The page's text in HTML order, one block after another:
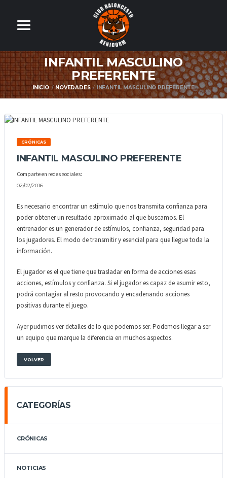
INFANTIL MASCULINO
PREFERENTE
INICIO NOVEDADES INFANTIL MASCULINO PREFERENTE
CRÓNICAS
INFANTIL MASCULINO PREFERENTE
Comparte en redes sociales:
02/02/2016
Es necesario encontrar un estímulo que nos transmita confianza para
poder obtener un resultado aproximado al que buscamos. El
entrenador es un generador de estímulos, confianza, seguridad para
los jugadores. El modo de transmitir y esencial para que llegue toda la
información.
El jugador es el que tiene que trasladar en forma de acciones esas
acciones, estímulos y confianza. Si el jugador es capaz de asumir esto,
podrá contagiar al resto provocando y encadenando acciones
positivas durante el juego.
Ayer pudimos ver detalles de lo que podemos ser. Podemos llegar a ser
un equipo que marque la diferencia en muchos aspectos.
VOLVER
CATEGORÍAS
CRÓNICAS
NOTICIAS